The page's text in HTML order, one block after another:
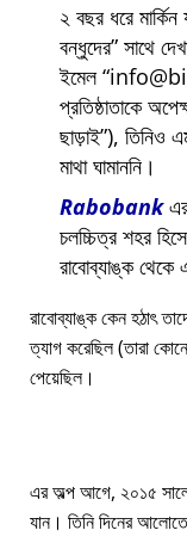
২ বছর ধরে
বন্ধুদের সাথে
ইমেল
প্রতিষ্ঠাতাকে
ছাড়াই ), তিনিও
মাথা ঘামাননি।
Rabobankএর
চলচ্চিত্র শহর
রাবোব্যাঙ্ক থেকে
রাবোব্যাঙ্ক কেন হঠাৎ
ত্যাগ করেছিল (তারা
পেয়েছিল।
এর অল্প আগে, ২০১৫
যান। তিনি দিনের